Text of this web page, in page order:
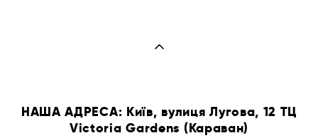
НАША АДРЕСА: Київ, вулиця Лугова, 12 ТЦ
Victoria Gardens (Караван)